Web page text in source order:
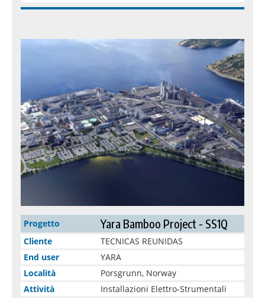
Progetto Yara Bamboo Project - SS1Q
Cliente
TECNICAS REUNIDAS
End user
YARA
Località
Porsgrunn, Norway
Attività
Installazioni Elettro-Strumentali